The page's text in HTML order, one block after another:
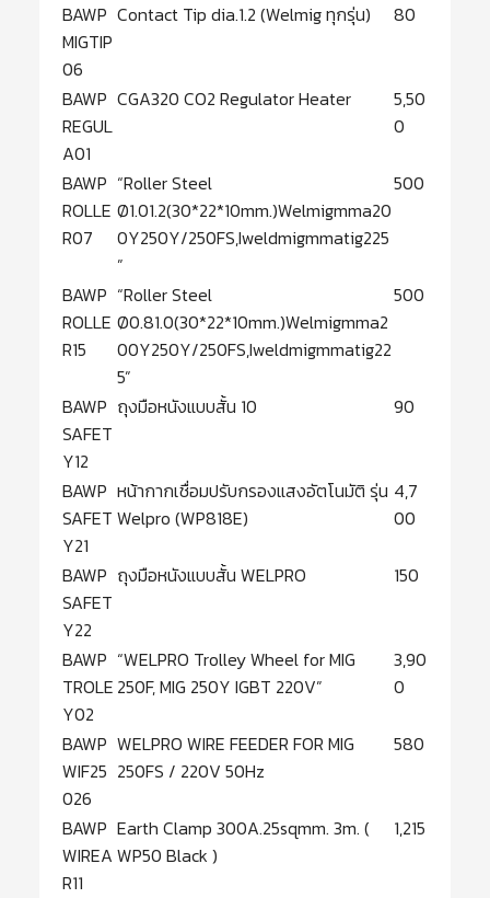
BAWP
MIGTIP
06
Contact Tip dia.1.2 (Welmig ทุกรุ่น) 80
BAWP
REGUL
A01
CGA320 CO2 Regulator Heater
5,50
0
BAWP
ROLLE
R07
“Roller Steel
Ø1.01.2(30*22*10mm.)Welmigmma20
0Y250Y/250FS,Iweldmigmmatig225
”
500
BAWP
ROLLE
R15
“Roller Steel
Ø0.81.0(30*22*10mm.)Welmigmma2
00Y250Y/250FS,Iweldmigmmatig22
5”
500
BAWP
SAFET
Y12
ถุงมือหนังแบบสั้น 10 90
BAWP
SAFET
Y21
หน้ากากเชื่อมปรับกรองแสงอัตโนมัติ รุ่น
Welpro (WP818E)
4,7
00
BAWP
SAFET
Y22
ถุงมือหนังแบบสั้น WELPRO 150
BAWP
TROLE
Y02
“WELPRO Trolley Wheel for MIG
250F, MIG 250Y IGBT 220V”
3,90
0
BAWP
WIF25
026
WELPRO WIRE FEEDER FOR MIG
250FS / 220V 50Hz
580
BAWP
WIREA
R11
Earth Clamp 300A.25sqmm. 3m. (
WP50 Black )
1,215